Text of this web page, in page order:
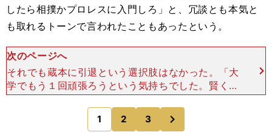
したら相撲かプロレスに入門しろ」と、冗談とも本気と
も取れるトーンで言われたこともあったという。
次のページへ
それでも蔵本に引退という選択肢はなかった。「大
学でもう１回頑張ろうという気持ちでした。賢くも
ないですし、僕には野球しかないと思いました」と
振り返る。そして青木監督もその気持ちに応え、数
校の大学を勧めて
1 2 3